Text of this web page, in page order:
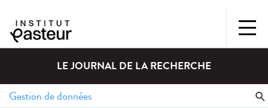
LE JOURNAL DE LA RECHERCHE